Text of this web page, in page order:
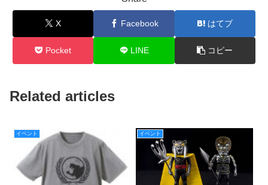
X Facebook はてブ
Pocket LINE コピー
Related articles
イベント イベント